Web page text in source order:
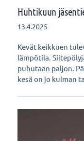
Huhtikuun
13.4.2025
Kevät keikkuen
lämpötila.
puhutaan paljon.
kesä on jo kulman